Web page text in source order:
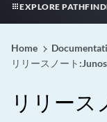
EXPLORE
Home
リリースノート
リリース